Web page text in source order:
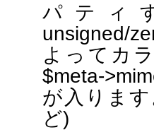
パティ
unsigned/
よってカ
$meta-
が入りま
ど)